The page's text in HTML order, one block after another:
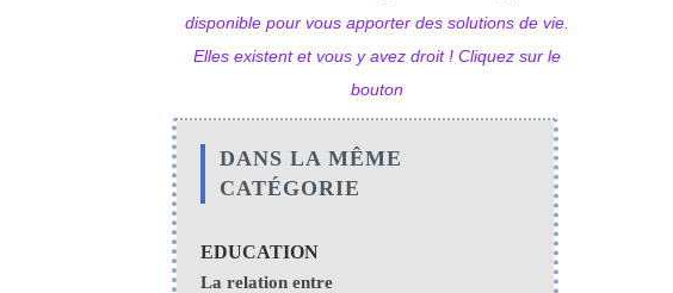
disponible pour vous apporter des solutions de vie.
Elles existent et vous y avez droit ! Cliquez sur le
bouton
DANS LA MÊME
CATÉGORIE
EDUCATION
La relation entre